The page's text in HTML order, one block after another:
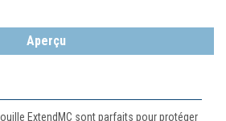
Aperçu
ExtendMC sont parfaits pour protéger